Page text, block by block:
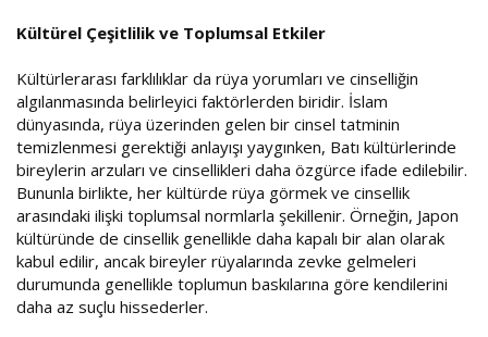
Kültürel Çeşitlilik ve Toplumsal Etkiler
Kültürlerarası farklılıklar da rüya yorumları ve cinselliğin
algılanmasında belirleyici faktörlerden biridir. İslam
dünyasında, rüya üzerinden gelen bir cinsel tatminin
temizlenmesi gerektiği anlayışı yaygınken, Batı kültürlerinde
bireylerin arzuları ve cinsellikleri daha özgürce ifade edilebilir.
Bununla birlikte, her kültürde rüya görmek ve cinsellik
arasındaki ilişki toplumsal normlarla şekillenir. Örneğin, Japon
kültüründe de cinsellik genellikle daha kapalı bir alan olarak
kabul edilir, ancak bireyler rüyalarında zevke gelmeleri
durumunda genellikle toplumun baskılarına göre kendilerini
daha az suçlu hissederler.